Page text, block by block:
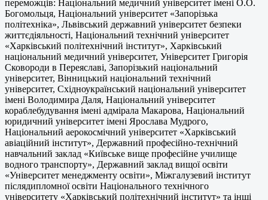
переможців: Національний медичний університет імені О.О.
Богомольця, Національний університет «Запорізька
політехніка», Львівський державний університет безпеки
життєдіяльності, Національний технічний університет
«Харківський політехнічний інститут», Харківський
національний медичний університет, Університет Григорія
Сковороди в Переяславі, Запорізький національний
університет, Вінницький національний технічний
університет, Східноукраїнський національний університет
імені Володимира Даля, Національний університет
кораблебудування імені адмірала Макарова, Національний
юридичний університет імені Ярослава Мудрого,
Національний аерокосмічний університет «Харківський
авіаційний інститут», Державний професійно-технічний
навчальний заклад «Київське вище професійне училище
водного транспорту», Державний заклад вищої освіти
«Університет менеджменту освіти», Міжгалузевий інститут
післядипломної освіти Національного технічного
університету «Харківський політехнічний інститут» та інші